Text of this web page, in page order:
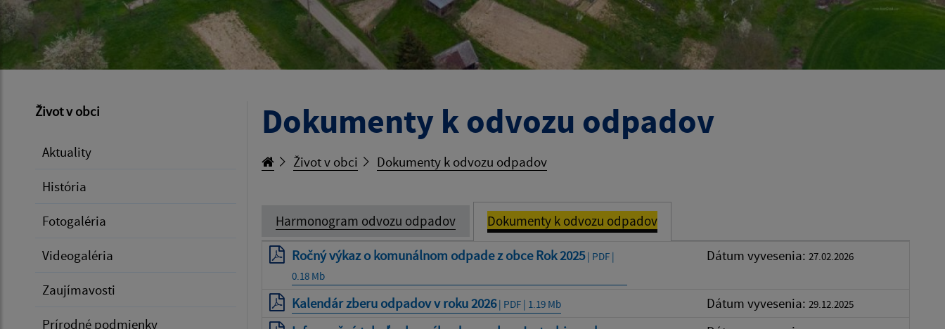
Život v obci
Aktuality
História
Fotogaléria
Videogaléria
Zaujímavosti
Prírodné podmienky
Dokumenty k odvozu odpadov
Život v obci Dokumenty k odvozu odpadov
Harmonogram odvozu odpadov Dokumenty k odvozu odpadov
Ročný výkaz o komunálnom odpade z obce Rok 2025| PDF |
0.18 Mb
Dátum vyvesenia: 27.02.2026
Kalendár zberu odpadov v roku 2026| PDF | 1.19 Mb Dátum vyvesenia: 29.12.2025